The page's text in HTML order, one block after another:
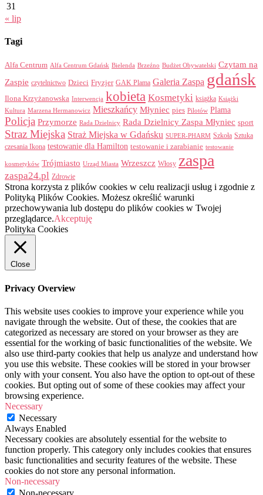
31
« lip
Tagi
Alfa Centrum Alfa Centrum Gdańsk Bielenda Brzeźno Budżet Obywatelski Czytam na
Zaspie czytelnictwo Dzieci Fryzjer GAK Plama Galeria Zaspa gdańsk
Ilona Krzyżanowska Interwencja kobieta Kosmetyki książka Książki
Kultura Marzena Hermanowicz Mieszkańcy Młyniec pies Pilotów Plama
Policja Przymorze Rada Dzielnicy Rada Dzielnicy Zaspa Młyniec sport
Straz Miejska Straż Miejska w Gdańsku SUPER-PHARM Szkoła Sztuka
czesania Ikona testowanie dla Hamilton testowanie i zarabianie testowanie
kosmetyków Trójmiasto Urząd Miasta Wrzeszcz Włosy zaspa
zaspa24.pl Zdrowie
Strona korzysta z plików cookies w celu realizacji usług i zgodnie z
Polityką Plików Cookies. Możesz określić warunki
przechowywania lub dostępu do plików cookies w Twojej
przeglądarce.Akceptuję
Polityka Cookies
Close
Privacy Overview
This website uses cookies to improve your experience while you
navigate through the website. Out of these, the cookies that are
categorized as necessary are stored on your browser as they are
essential for the working of basic functionalities of the website. We
also use third-party cookies that help us analyze and understand how
you use this website. These cookies will be stored in your browser
only with your consent. You also have the option to opt-out of these
cookies. But opting out of some of these cookies may affect your
browsing experience.
Necessary
Necessary
Always Enabled
Necessary cookies are absolutely essential for the website to
function properly. This category only includes cookies that ensures
basic functionalities and security features of the website. These
cookies do not store any personal information.
Non-necessary
Non-necessary